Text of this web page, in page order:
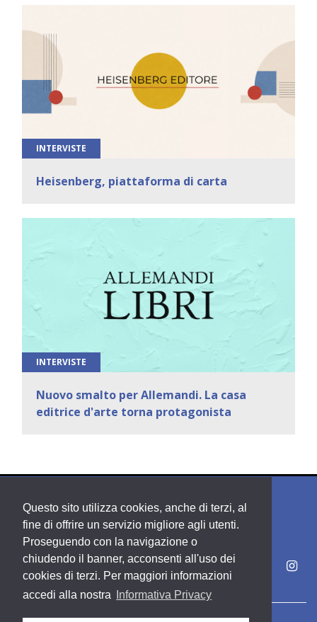
Questo sito utilizza cookies, anche di terzi, al
fine di offrire un servizio migliore agli utenti.
Proseguendo con la navigazione o
chiudendo il banner, acconsenti all'uso dei
cookies di terzi. Per maggiori informazioni
accedi alla nostra
Informativa Privacy
INTERVISTE
Heisenberg, piattaforma di carta
INTERVISTE
Nuovo smalto per Allemandi. La casa
editrice d'arte torna protagonista